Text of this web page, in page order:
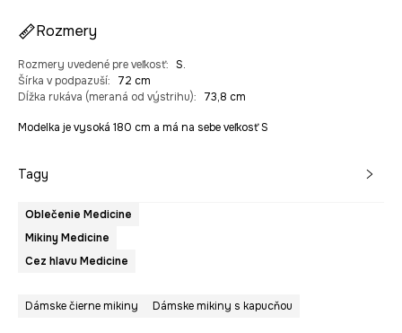
Rozmery
Rozmery uvedené pre veľkosť: S.
Šírka v podpazuší:
72 cm
Dĺžka rukáva (meraná od výstrihu): 73,8 cm
Modelka je vysoká 180 cm a má na sebe veľkosť S
Tagy
Oblečenie Medicine
Mikiny Medicine
Cez hlavu Medicine
Dámske čierne mikiny Dámske mikiny s kapucňou